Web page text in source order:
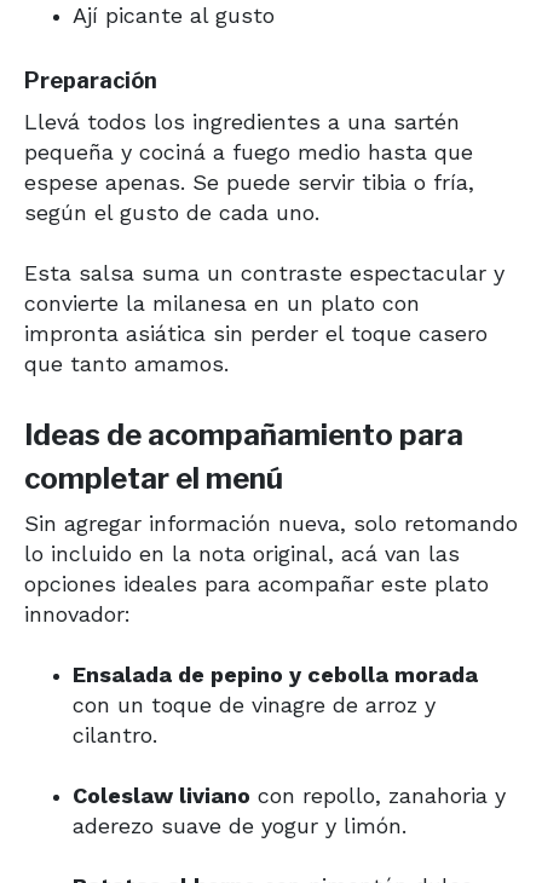
Ají picante al gusto
Preparación
Llevá todos los ingredientes a una sartén
pequeña y cociná a fuego medio hasta que
espese apenas. Se puede servir tibia o fría,
según el gusto de cada uno.
Esta salsa suma un contraste espectacular y
convierte la milanesa en un plato con
impronta asiática sin perder el toque casero
que tanto amamos.
Ideas de acompañamiento para
completar el menú
Sin agregar información nueva, solo retomando
lo incluido en la nota original, acá van las
opciones ideales para acompañar este plato
innovador:
Ensalada de pepino y cebolla morada
con un toque de vinagre de arroz y
cilantro.
Coleslaw liviano con repollo, zanahoria y
aderezo suave de yogur y limón.